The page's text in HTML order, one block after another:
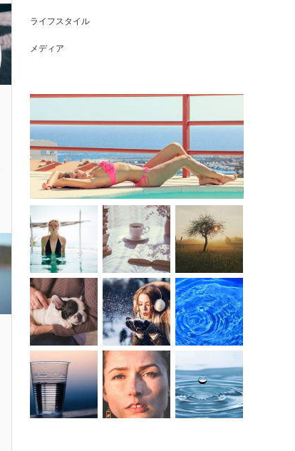
ライフスタイル
メディア